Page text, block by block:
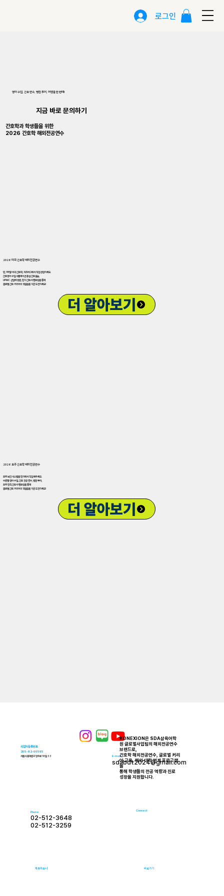
로그인
2026 미국 간호학 해외전공연수
단, 1주일! 미국 간호학, 피츠버그에서 직접 경험하세요.
간호영어 수업,시뮬레이션 중심 간호실습,
UPMC 산업체 방문, 현지 간호사 멘토링을 통해
글로벌 간호 커리어의 첫걸음을 지금 도전하세요!
더 알아보기
2026 호주 간호학 해외전공연수
호주 보건 시스템을 현지에서 직접 배우세요.
수준별 영어 수업, 간호 전공 연수, 병원 투어,
호주 현직 간호사 멘토링을 통해
글로벌 간호 커리어의 첫걸음을 지금 도전하세요!
더 알아보기
​영어 수업, 간호 연수, 병원 투어, 여행을 한 번에!
지금 바로 문의하기
간호학과 학생들을 위한
2026 간호학 해외전공연수
Phone
02-512-3648
02-512-3259
E-mail
sdabdt2024@gmail.com
Connect
바로가기
제휴파트너
사업자등록번호
205-82-00595
서울시 동대문구 망우로 18길 33
KONEXION은 SDA삼육어학
원 글로벌사업팀의 해외전공연수
브랜드로,
간호학 해외전공연수, 글로벌 커리
어 교육, 해외 대학 연계 프로그램
을
통해 학생들의 전공 역량과 진로
성장을 지원합니다.